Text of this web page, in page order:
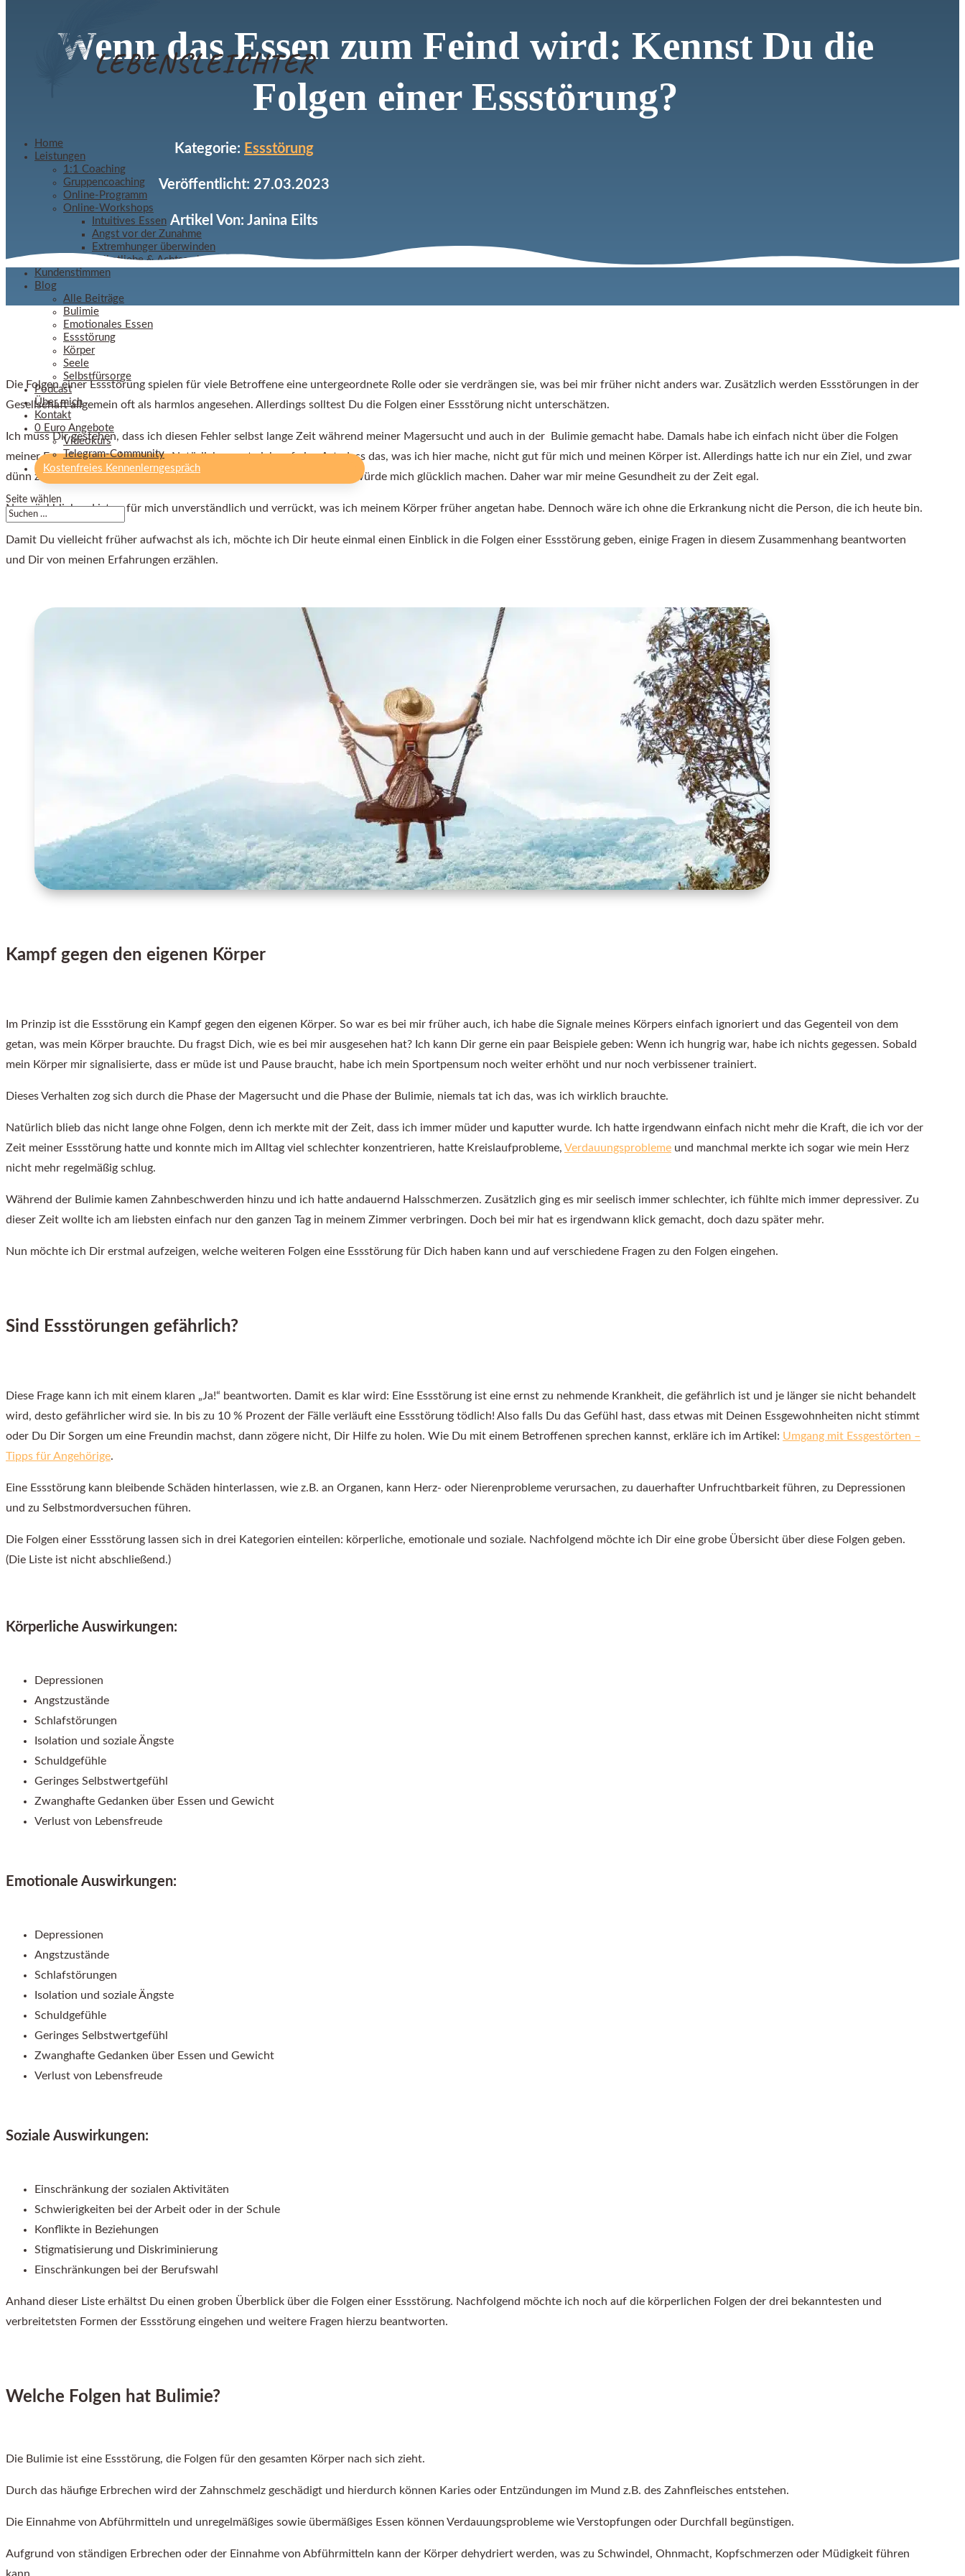
Home
Leistungen
1:1 Coaching
Gruppencoaching
Online-Programm
Online-Workshops
Intuitives Essen
Angst vor der Zunahme
Extremhunger überwinden
Selbstliebe & Achtsamkeit
Kundenstimmen
Blog
Alle Beiträge
Bulimie
Emotionales Essen
Essstörung
Körper
Seele
Selbstfürsorge
Podcast
Über mich
Kontakt
0 Euro Angebote
Videokurs
Telegram-Community
Kostenfreies Kennenlerngespräch
Seite wählen
Wenn das Essen zum Feind wird: Kennst Du die
Folgen einer Essstörung?
Kategorie: Essstörung
Veröffentlicht: 27.03.2023
Artikel Von: Janina Eilts
Die Folgen einer Essstörung spielen für viele Betroffene eine untergeordnete Rolle oder sie verdrängen sie, was bei mir früher nicht anders war. Zusätzlich werden Essstörungen in der
Gesellschaft allgemein oft als harmlos angesehen. Allerdings solltest Du die Folgen einer Essstörung nicht unterschätzen.
Ich muss Dir gestehen, dass ich diesen Fehler selbst lange Zeit während meiner Magersucht und auch in der Bulimie gemacht habe. Damals habe ich einfach nicht über die Folgen
meiner Essstörung nachgedacht. Natürlich wusste ich auf eine Art, dass das, was ich hier mache, nicht gut für mich und meinen Körper ist. Allerdings hatte ich nur ein Ziel, und zwar
dünn zu sein. Danach richtete ich mein Leben aus, weil ich dachte, es würde mich glücklich machen. Daher war mir meine Gesundheit zu der Zeit egal.
Nun rückblickend ist es für mich unverständlich und verrückt, was ich meinem Körper früher angetan habe. Dennoch wäre ich ohne die Erkrankung nicht die Person, die ich heute bin.
Damit Du vielleicht früher aufwachst als ich, möchte ich Dir heute einmal einen Einblick in die Folgen einer Essstörung geben, einige Fragen in diesem Zusammenhang beantworten
und Dir von meinen Erfahrungen erzählen.
Kampf gegen den eigenen Körper
Im Prinzip ist die Essstörung ein Kampf gegen den eigenen Körper. So war es bei mir früher auch, ich habe die Signale meines Körpers einfach ignoriert und das Gegenteil von dem
getan, was mein Körper brauchte. Du fragst Dich, wie es bei mir ausgesehen hat? Ich kann Dir gerne ein paar Beispiele geben: Wenn ich hungrig war, habe ich nichts gegessen. Sobald
mein Körper mir signalisierte, dass er müde ist und Pause braucht, habe ich mein Sportpensum noch weiter erhöht und nur noch verbissener trainiert.
Dieses Verhalten zog sich durch die Phase der Magersucht und die Phase der Bulimie, niemals tat ich das, was ich wirklich brauchte.
Natürlich blieb das nicht lange ohne Folgen, denn ich merkte mit der Zeit, dass ich immer müder und kaputter wurde. Ich hatte irgendwann einfach nicht mehr die Kraft, die ich vor der
Zeit meiner Essstörung hatte und konnte mich im Alltag viel schlechter konzentrieren, hatte Kreislaufprobleme, Verdauungsprobleme und manchmal merkte ich sogar wie mein Herz
nicht mehr regelmäßig schlug.
Während der Bulimie kamen Zahnbeschwerden hinzu und ich hatte andauernd Halsschmerzen. Zusätzlich ging es mir seelisch immer schlechter, ich fühlte mich immer depressiver. Zu
dieser Zeit wollte ich am liebsten einfach nur den ganzen Tag in meinem Zimmer verbringen. Doch bei mir hat es irgendwann klick gemacht, doch dazu später mehr.
Nun möchte ich Dir erstmal aufzeigen, welche weiteren Folgen eine Essstörung für Dich haben kann und auf verschiedene Fragen zu den Folgen eingehen.
Sind Essstörungen gefährlich?
Diese Frage kann ich mit einem klaren „Ja!“ beantworten. Damit es klar wird: Eine Essstörung ist eine ernst zu nehmende Krankheit, die gefährlich ist und je länger sie nicht behandelt
wird, desto gefährlicher wird sie. In bis zu 10 % Prozent der Fälle verläuft eine Essstörung tödlich! Also falls Du das Gefühl hast, dass etwas mit Deinen Essgewohnheiten nicht stimmt
oder Du Dir Sorgen um eine Freundin machst, dann zögere nicht, Dir Hilfe zu holen. Wie Du mit einem Betroffenen sprechen kannst, erkläre ich im Artikel: Umgang mit Essgestörten –
Tipps für Angehörige.
Eine Essstörung kann bleibende Schäden hinterlassen, wie z.B. an Organen, kann Herz- oder Nierenprobleme verursachen, zu dauerhafter Unfruchtbarkeit führen, zu Depressionen
und zu Selbstmordversuchen führen.
Die Folgen einer Essstörung lassen sich in drei Kategorien einteilen: körperliche, emotionale und soziale. Nachfolgend möchte ich Dir eine grobe Übersicht über diese Folgen geben.
(Die Liste ist nicht abschließend.)
Körperliche Auswirkungen:
Depressionen
Angstzustände
Schlafstörungen
Isolation und soziale Ängste
Schuldgefühle
Geringes Selbstwertgefühl
Zwanghafte Gedanken über Essen und Gewicht
Verlust von Lebensfreude
Emotionale Auswirkungen:
Depressionen
Angstzustände
Schlafstörungen
Isolation und soziale Ängste
Schuldgefühle
Geringes Selbstwertgefühl
Zwanghafte Gedanken über Essen und Gewicht
Verlust von Lebensfreude
Soziale Auswirkungen:
Einschränkung der sozialen Aktivitäten
Schwierigkeiten bei der Arbeit oder in der Schule
Konflikte in Beziehungen
Stigmatisierung und Diskriminierung
Einschränkungen bei der Berufswahl
Anhand dieser Liste erhältst Du einen groben Überblick über die Folgen einer Essstörung. Nachfolgend möchte ich noch auf die körperlichen Folgen der drei bekanntesten und
verbreitetsten Formen der Essstörung eingehen und weitere Fragen hierzu beantworten.
Welche Folgen hat Bulimie?
Die Bulimie ist eine Essstörung, die Folgen für den gesamten Körper nach sich zieht.
Durch das häufige Erbrechen wird der Zahnschmelz geschädigt und hierdurch können Karies oder Entzündungen im Mund z.B. des Zahnfleisches entstehen.
Die Einnahme von Abführmitteln und unregelmäßiges sowie übermäßiges Essen können Verdauungsprobleme wie Verstopfungen oder Durchfall begünstigen.
Aufgrund von ständigen Erbrechen oder der Einnahme von Abführmitteln kann der Körper dehydriert werden, was zu Schwindel, Ohnmacht, Kopfschmerzen oder Müdigkeit führen
kann.